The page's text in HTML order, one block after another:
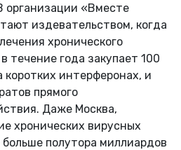
организации «Вместе
издевательством, когда
хронического
течение года закупает 100
коротких интерферонах, и
прямого
Даже Москва,
хронических вирусных
больше полутора миллиардов